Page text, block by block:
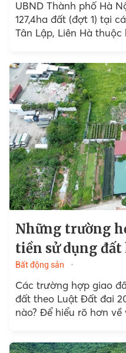
UBND Thành phố Hà
127,4ha đất (đợt 1) tại
Tân Lập, Liên Hà
Những trường
tiền sử dụng
Bất động sản
Các trường hợp giao
đất theo Luật Đất đai
nào? Để hiểu rõ hơn về